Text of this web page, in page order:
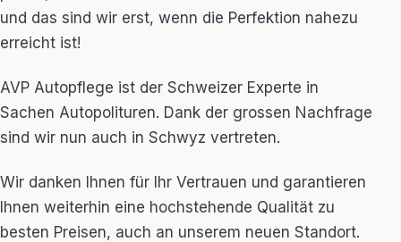
und das sind wir erst, wenn die Perfektion nahezu
erreicht ist!
AVP Autopflege ist der Schweizer Experte in
Sachen Autopolituren. Dank der grossen Nachfrage
sind wir nun auch in Schwyz vertreten.
Wir danken Ihnen für Ihr Vertrauen und garantieren
Ihnen weiterhin eine hochstehende Qualität zu
besten Preisen, auch an unserem neuen Standort.